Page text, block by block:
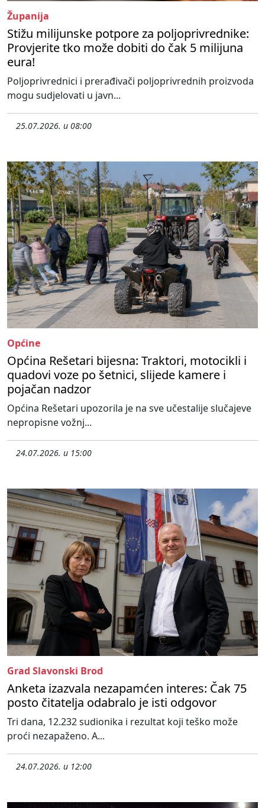
Županija
Stižu milijunske potpore za poljoprivrednike:
Provjerite tko može dobiti do čak 5 milijuna
eura!
Poljoprivrednici i prerađivači poljoprivrednih proizvoda
mogu sudjelovati u javn...
25.07.2026. u 08:00
Općine
Općina Rešetari bijesna: Traktori, motocikli i
quadovi voze po šetnici, slijede kamere i
pojačan nadzor
Općina Rešetari upozorila je na sve učestalije slučajeve
nepropisne vožnj...
24.07.2026. u 15:00
Grad Slavonski Brod
Anketa izazvala nezapamćen interes: Čak 75
posto čitatelja odabralo je isti odgovor
Tri dana, 12.232 sudionika i rezultat koji teško može
proći nezapaženo. A...
24.07.2026. u 12:00